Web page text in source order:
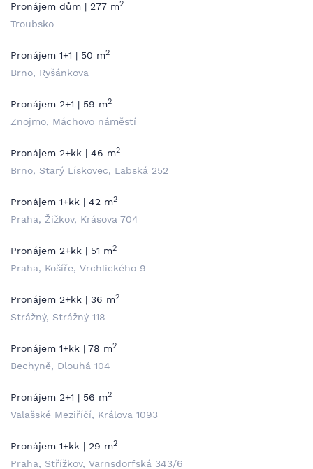
Pronájem dům | 277 m2
Troubsko
Pronájem 1+1 | 50 m2
Brno, Ryšánkova
Pronájem 2+1 | 59 m2
Znojmo, Máchovo náměstí
Pronájem 2+kk | 46 m2
Brno, Starý Lískovec, Labská 252
Pronájem 1+kk | 42 m2
Praha, Žižkov, Krásova 704
Pronájem 2+kk | 51 m2
Praha, Košíře, Vrchlického 9
Pronájem 2+kk | 36 m2
Strážný, Strážný 118
Pronájem 1+kk | 78 m2
Bechyně, Dlouhá 104
Pronájem 2+1 | 56 m2
Valašské Meziříčí, Králova 1093
Pronájem 1+kk | 29 m2
Praha, Střížkov, Varnsdorfská 343/6